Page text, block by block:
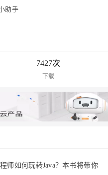
助手
7427次
下载
师如何玩转Java？本书将带你